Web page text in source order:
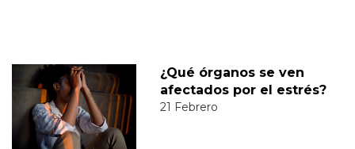
¿Qué órganos se ven
afectados por el estrés?
21 Febrero